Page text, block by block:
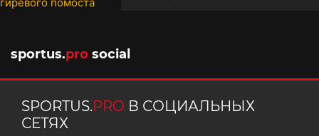
sportus.pro social
SPORTUS.PRO В СОЦИАЛЬНЫХ
СЕТЯХ